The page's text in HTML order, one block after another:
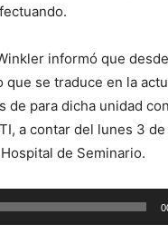
informó que
se traduce en la
de para dicha unidad
a contar del lunes 3
de Seminario.